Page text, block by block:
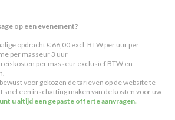
op een evenement?
opdracht € 66,00 excl. BTW per uur per
per masseur 3 uur
per masseur exclusief BTW en
voor gekozen de tarieven op de website te
snel een inschatting maken van de kosten voor uw
u altijd een gepaste offerte aanvragen.